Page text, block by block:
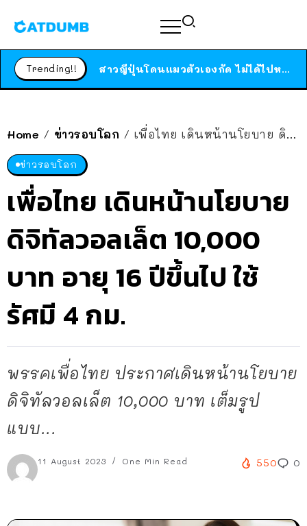
Trending!! ได้เวลาเด็กหนวดรวมตัว RF Online Next เปิดให้เล่นแล้ว เกม Sci-Fi MMORPG ระดับตำนาน เล่นได้ทั้งมือถือและ PC
สาวญี่ปุ่นโดนแมวตัวเองกัด ไม่ได้ไปหาหมอตั้งแต่เนิ่นๆ สุดท้ายขาบวม กลายเป็นโรคเนื้อเน่า เตือนทาสแมวทั้งหลายให้ระวัง
Home / ข่าวรอบโลก / เพื่อไทย เดินหน้านโยบาย ดิจิทัลวอลเล็ต 10,000 บาท อายุ 16 ปีขึ้นไป ใช้รัศมี 4 กม.
ข่าวรอบโลก
เพื่อไทย เดินหน้านโยบาย
ดิจิทัลวอลเล็ต 10,000
บาท อายุ 16 ปีขึ้นไป ใช้
รัศมี 4 กม.
พรรคเพื่อไทย ประกาศเดินหน้านโยบาย
ดิจิทัลวอลเล็ต 10,000 บาท เต็มรูป
แบบ...
11 August 2023 One Min Read 550 0